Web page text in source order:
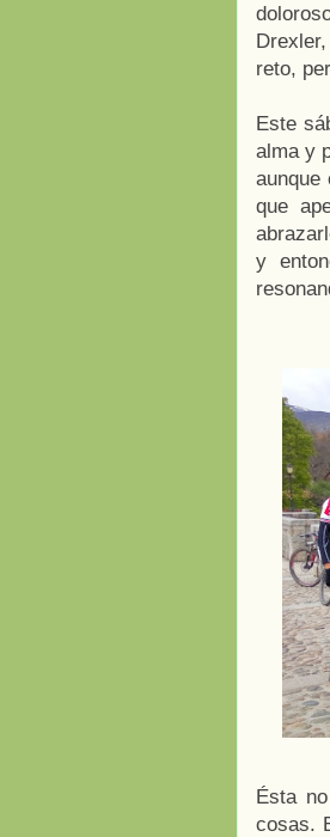
reto,
Este
alma y
que
y
Ésta
cosas.